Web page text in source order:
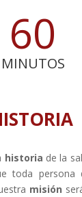
60
MINUTOS
historia de la
toda persona
misión